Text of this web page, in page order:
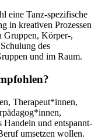
eine Tanz-spezifische
in kreativen Prozessen
Gruppen, Körper-,
des
und im Raum.
Therapeut*innen,
und entspannt-
umsetzen wollen.